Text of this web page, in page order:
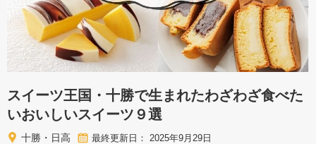
スイーツ王国・十勝で生まれたわざわざ食べた
いおいしいスイーツ９選
十勝・日高 最終更新日： 2025年9月29日